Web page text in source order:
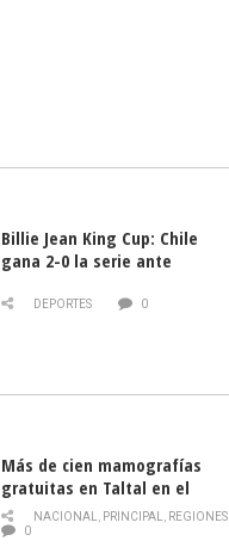
Billie Jean King Cup: Chile
gana 2-0 la serie ante
DEPORTES 0
Más de cien mamografías
gratuitas en Taltal en el
mes de la prevención del
cáncer de mama
NACIONAL, PRINCIPAL, REGIONES
0